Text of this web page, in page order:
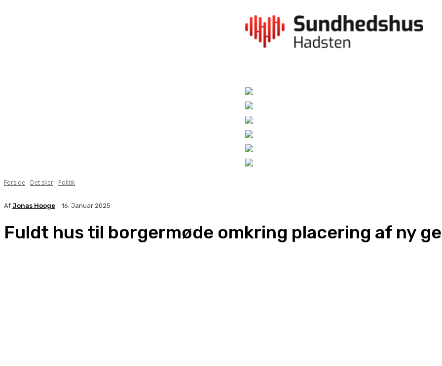
Forside Det sker Politik
Af Jonas Hooge 16. Januar 2025
Fuldt hus til borgermøde omkring placering af ny